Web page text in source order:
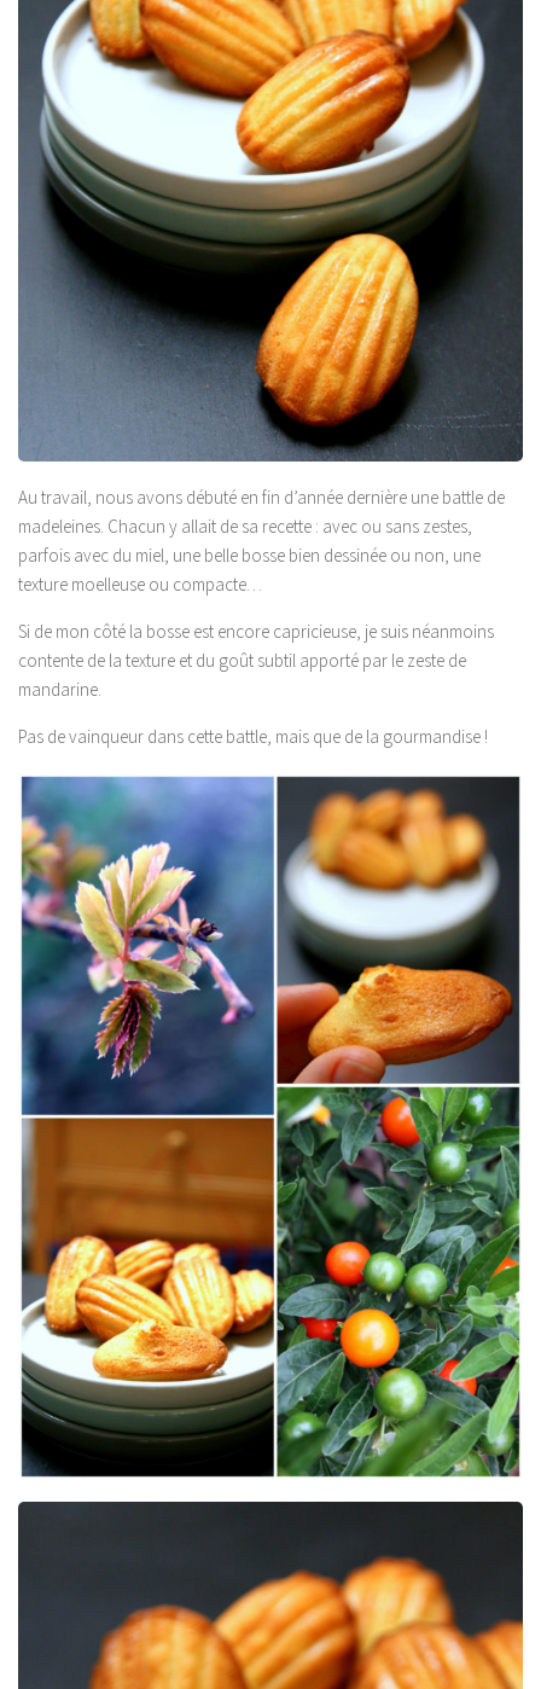
Au travail, nous avons débuté en fin d’année dernière une battle de
madeleines. Chacun y allait de sa recette : avec ou sans zestes,
parfois avec du miel, une belle bosse bien dessinée ou non, une
texture moelleuse ou compacte…
Si de mon côté la bosse est encore capricieuse, je suis néanmoins
contente de la texture et du goût subtil apporté par le zeste de
mandarine.
Pas de vainqueur dans cette battle, mais que de la gourmandise !